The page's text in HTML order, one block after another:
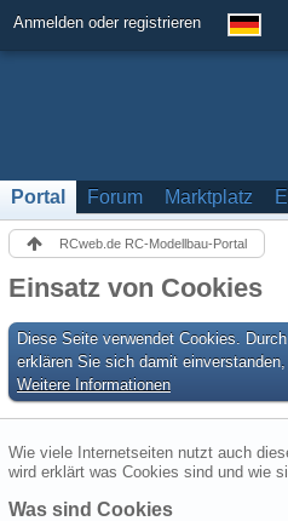
Anmelden oder registrieren
Portal Forum Marktplatz
RCweb.de RC-Modellbau-Portal
Einsatz von Cookies
Diese Seite verwendet Cookies.
erklären Sie sich damit
Weitere Informationen
Wie viele Internetseiten nutzt auch
wird erklärt was Cookies sind und wie
Was sind Cookies